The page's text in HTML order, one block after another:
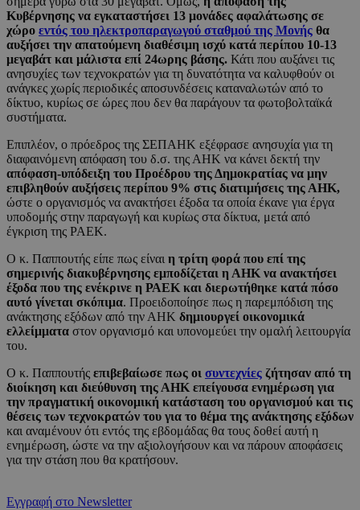
Κυβέρνησης να εγκαταστήσει 13 μονάδες αφαλάτωσης σε
χώρο εντός του ηλεκτροπαραγωγού σταθμού της Μονής θα
αυξήσει την απατούμενη διαθέσιμη ισχύ κατά περίπου 10-13
μεγαβάτ και μάλιστα επί 24ωρης βάσης. Κάτι που αυξάνει τις
ανησυχίες των τεχνοκρατών για τη δυνατότητα να καλυφθούν οι
ανάγκες χωρίς περιοδικές αποσυνδέσεις καταναλωτών από το
δίκτυο, κυρίως σε ώρες που δεν θα παράγουν τα φωτοβολταϊκά
συστήματα.
Επιπλέον, ο πρόεδρος της ΣΕΠΑΗΚ εξέφρασε ανησυχία για τη
διαφαινόμενη απόφαση του δ.σ. της ΑΗΚ να κάνει δεκτή την
απόφαση-υπόδειξη του Προέδρου της Δημοκρατίας να μην
επιβληθούν αυξήσεις περίπου 9% στις διατιμήσεις της ΑΗΚ,
ώστε ο οργανισμός να ανακτήσει έξοδα τα οποία έκανε για έργα
υποδομής στην παραγωγή και κυρίως στα δίκτυα, μετά από
έγκριση της ΡΑΕΚ.
Ο κ. Παππουτής είπε πως είναι η τρίτη φορά που επί της
σημερινής διακυβέρνησης εμποδίζεται η ΑΗΚ να ανακτήσει
έξοδα που της ενέκρινε η ΡΑΕΚ και διερωτήθηκε κατά πόσο
αυτό γίνεται σκόπιμα. Προειδοποίησε πως η παρεμπόδιση της
ανάκτησης εξόδων από την ΑΗΚ δημιουργεί οικονομικά
ελλείμματα στον οργανισμό και υπονομεύει την ομαλή λειτουργία
του.
Ο κ. Παππουτής επιβεβαίωσε πως οι συντεχνίες ζήτησαν από τη
διοίκηση και διεύθυνση της ΑΗΚ επείγουσα ενημέρωση για
την πραγματική οικονομική κατάσταση του οργανισμού και τις
θέσεις των τεχνοκρατών του για το θέμα της ανάκτησης εξόδων
και αναμένουν ότι εντός της εβδομάδας θα τους δοθεί αυτή η
ενημέρωση, ώστε να την αξιολογήσουν και να πάρουν αποφάσεις
για την στάση που θα κρατήσουν.
Εγγραφή στο Newsletter